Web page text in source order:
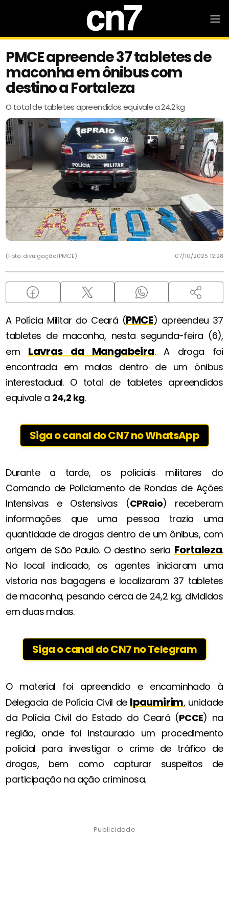
PMCE apreende 37 tabletes de
maconha em ônibus com
destino a Fortaleza
O total de tabletes apreendidos equivale a 24,2 kg
(Foto: divulgação/PMCE) 07/10/2025 12:28
A Polícia Militar do Ceará (PMCE) apreendeu 37
tabletes de maconha, nesta segunda-feira (6),
em Lavras da Mangabeira. A droga foi
encontrada em malas dentro de um ônibus
interestadual. O total de tabletes apreendidos
equivale a 24,2 kg.
Siga o canal do CN7 no WhatsApp
Durante a tarde, os policiais militares do
Comando de Policiamento de Rondas de Ações
Intensivas e Ostensivas (CPRaio) receberam
informações que uma pessoa trazia uma
quantidade de drogas dentro de um ônibus, com
origem de São Paulo. O destino seria Fortaleza.
No local indicado, os agentes iniciaram uma
vistoria nas bagagens e localizaram 37 tabletes
de maconha, pesando cerca de 24,2 kg, divididos
em duas malas.
Siga o canal do CN7 no Telegram
O material foi apreendido e encaminhado à
Delegacia de Polícia Civil de Ipaumirim, unidade
da Polícia Civil do Estado do Ceará (PCCE) na
região, onde foi instaurado um procedimento
policial para investigar o crime de tráfico de
drogas, bem como capturar suspeitos de
participação na ação criminosa.
Publicidade